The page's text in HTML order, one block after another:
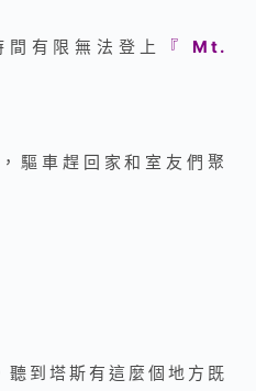
有限無法登上
『 Mt.
驅車趕回家和室友們聚
聽到塔斯有這麼個地方既